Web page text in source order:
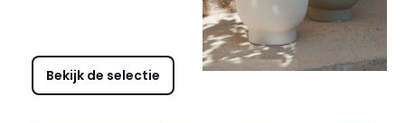
Bekijk de selectie